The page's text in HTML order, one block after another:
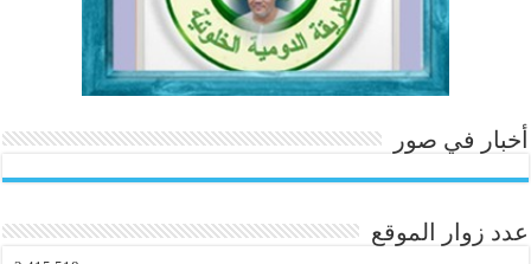
أخبار في صور
عدد زوار الموقع